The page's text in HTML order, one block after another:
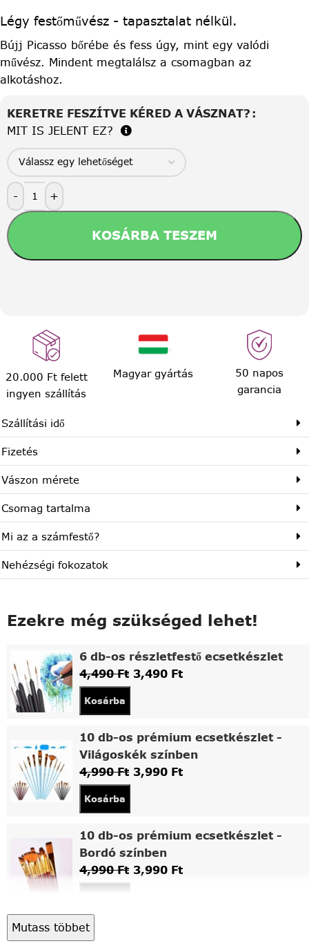
Légy festőművész - tapasztalat nélkül.
Bújj Picasso bőrébe és fess úgy, mint egy valódi
művész. Mindent megtalálsz a csomagban az
alkotáshoz.
KERETRE FESZÍTVE KÉRED A VÁSZNAT?
MIT IS JELENT EZ?
- +
KOSÁRBA TESZEM
20.000 Ft felett
ingyen szállítás
Magyar gyártás
50 napos
garancia
Szállítási idő
Fizetés
Vászon mérete
Csomag tartalma
Mi az a számfestő?
Nehézségi fokozatok
Ezekre még szükséged lehet!
6 db-os részletfestő ecsetkészlet
4,490Ft 3,490 Ft
Kosárba
10 db-os prémium ecsetkészlet -
Világoskék színben
4,990Ft 3,990 Ft
Kosárba
10 db-os prémium ecsetkészlet -
Bordó színben
4,990Ft 3,990 Ft
Asztali fa festőállvány
Mutass többet